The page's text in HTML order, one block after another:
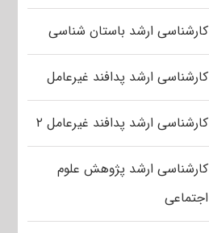
کارشناسی ارشد باستان شناسی
کارشناسی ارشد پدافند غیرعامل
کارشناسی ارشد پدافند غیرعامل ۲
کارشناسی ارشد پژوهش علوم
اجتماعی